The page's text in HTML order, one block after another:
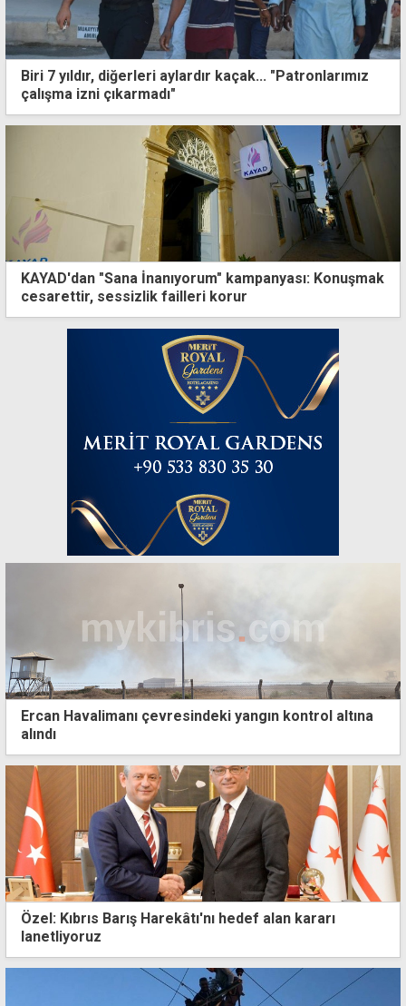
Biri 7 yıldır, diğerleri aylardır kaçak... "Patronlarımız
çalışma izni çıkarmadı"
KAYAD'dan "Sana İnanıyorum" kampanyası: Konuşmak
cesarettir, sessizlik failleri korur
Ercan Havalimanı çevresindeki yangın kontrol altına
alındı
Özel: Kıbrıs Barış Harekâtı'nı hedef alan kararı
lanetliyoruz